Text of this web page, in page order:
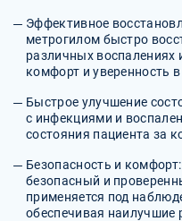
Эффективное
метрогилом быстро
различных
комфорт и уверенность в
Быстрое улучшение
с инфекциями и
состояния пациента за
Безопасность и
безопасный и
применяется под
обеспечивая наилучшие